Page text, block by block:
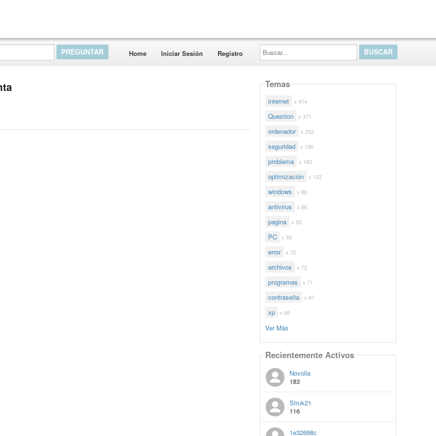
Home Iniciar Sesión Registro
Buscar...
Temas
internet x 414
Question x 371
ordenador x 252
seguridad x 190
problema x 182
optimización x 122
windows x 88
antivirus x 86
pagina x 85
PC x 82
error x 72
archivos x 72
programas x 71
contraseña x 67
xp x 66
Ver Más
Recientemente Activos
Novolla
183
Struk21
116
1e32698c